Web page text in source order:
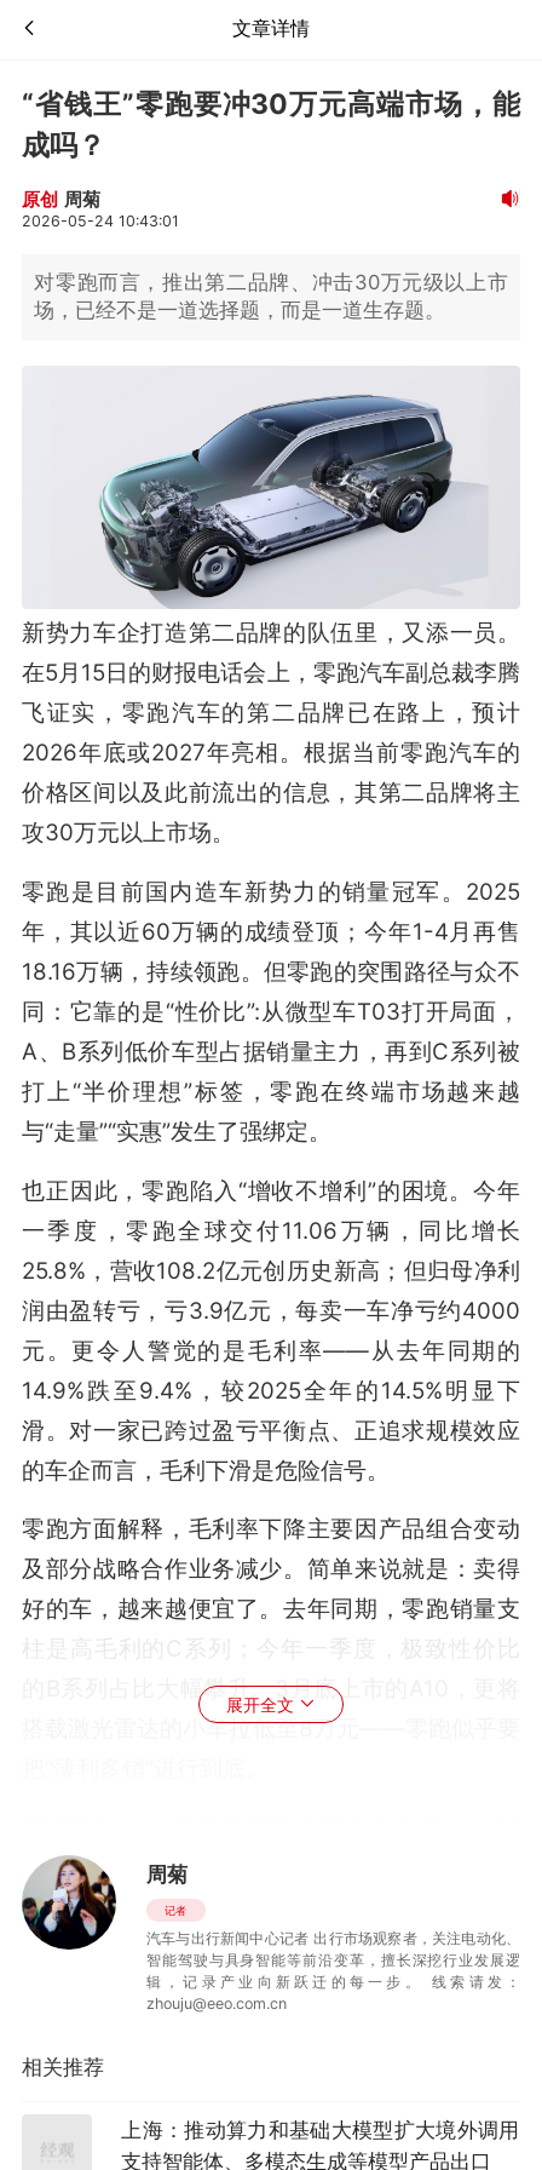
文章详情
“省钱王”零跑要冲30万元高端市场，能
成吗？
原创 周菊
2026-05-24 10:43:01
对零跑而言，推出第二品牌、冲击30万元级以上市
场，已经不是一道选择题，而是一道生存题。
新势力车企打造第二品牌的队伍里，又添一员。
在5月15日的财报电话会上，零跑汽车副总裁李腾
飞证实，零跑汽车的第二品牌已在路上，预计
2026年底或2027年亮相。根据当前零跑汽车的
价格区间以及此前流出的信息，其第二品牌将主
攻30万元以上市场。
零跑是目前国内造车新势力的销量冠军。2025
年，其以近60万辆的成绩登顶；今年1-4月再售
18.16万辆，持续领跑。但零跑的突围路径与众不
同：它靠的是“性价比”:从微型车T03打开局面，
A、B系列低价车型占据销量主力，再到C系列被
打上“半价理想”标签，零跑在终端市场越来越
与“走量”“实惠”发生了强绑定。
也正因此，零跑陷入“增收不增利”的困境。今年
一季度，零跑全球交付11.06万辆，同比增长
25.8%，营收108.2亿元创历史新高；但归母净利
润由盈转亏，亏3.9亿元，每卖一车净亏约4000
元。更令人警觉的是毛利率——从去年同期的
14.9%跌至9.4%，较2025全年的14.5%明显下
滑。对一家已跨过盈亏平衡点、正追求规模效应
的车企而言，毛利下滑是危险信号。
零跑方面解释，毛利率下降主要因产品组合变动
及部分战略合作业务减少。简单来说就是：卖得
好的车，越来越便宜了。去年同期，零跑销量支
的B系列占比大幅攀升。3月底上市的A10，更将
搭载激光雷达的小车拉低至8万元——零跑似乎要
牌，是提升盈利能力之举。但问题来了：一个习
惯了“精打细算”的品牌，能在豪华配置上学会“花
钱”吗？更关键的是，消费者会信吗？
在新势力车企中，推第二品牌并非新鲜事。此前
天”，这两者相同之处是都遵循同一条路径——从
上往下打。
展开全文
周菊
记者
汽车与出行新闻中心记者 出行市场观察者，关注电动化、
智能驾驶与具身智能等前沿变革，擅长深挖行业发展逻
辑，记录产业向新跃迁的每一步。 线索请发：
zhouju@eeo.com.cn
相关推荐
上海：推动算力和基础大模型扩大境外调用
支持智能体、多模态生成等模型产品出口